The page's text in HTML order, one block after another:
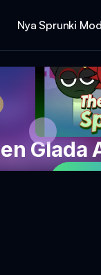
Nya Sprunki
Glada